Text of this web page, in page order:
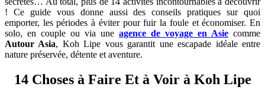
! Ce guide vous donne aussi des conseils pratiques sur quoi
emporter, les périodes à éviter pour fuir la foule et économiser. En
solo, en couple ou via une agence de voyage en Asie comme
Autour Asia, Koh Lipe vous garantit une escapade idéale entre
nature préservée, détente et aventure.
14 Choses à Faire Et à Voir à Koh Lipe